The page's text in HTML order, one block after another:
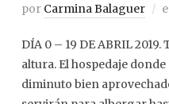
por Carmina Balaguer
DÍA 0 – 19 DE ABRIL
altura. El hospedaje
diminuto bien